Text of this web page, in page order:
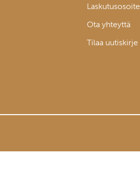
Laskutusosoite
Ota yhteyttä
Tilaa uutiskirje